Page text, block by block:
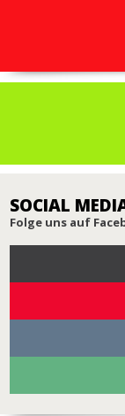
SOCIAL
Folge uns auf